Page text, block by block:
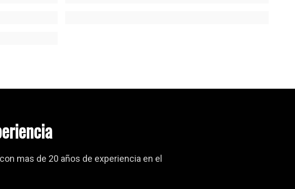
mas de 20 años de experiencia en el